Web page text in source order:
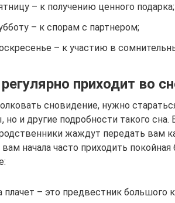
– к получению ценного подарка;
– к спорам с партнером;
– к участию в
приходит во
сновидение, нужно
но и другие подробности такого
жаждут передать вам
вам начала часто приходить
плачет – это предвестник большого